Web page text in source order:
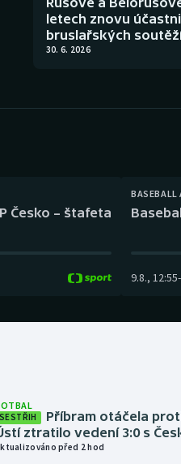
letech znovu
bruslařských
30. 6. 2026
Česko – štafeta
BASEBALL
9.8., 12:55-
SESTŘIH
Příbram otáčela
ztratilo vedení 3:0 s
před 2 hod